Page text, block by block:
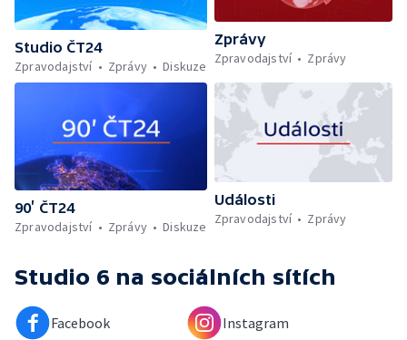
Studio ČT24
Zpravodajství
Zprávy Diskuze
Zprávy
Zpravodajství
Zprávy
90’ ČT24
Zpravodajství
Zprávy Diskuze
Události
Zpravodajství
Zprávy
Studio 6 na sociálních sítích
Facebook Instagram